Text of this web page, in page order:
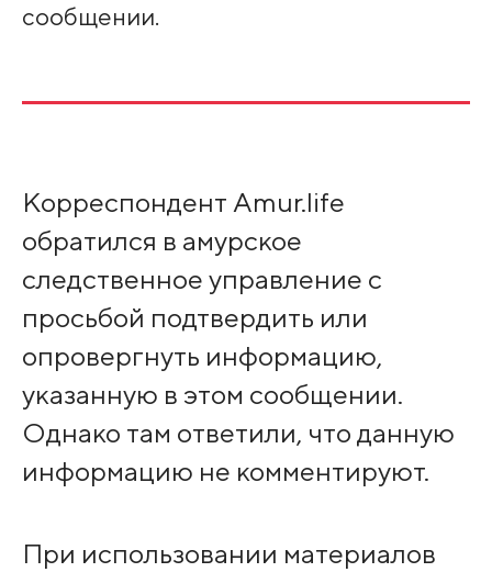
сообщении.
Корреспондент Amur.life
обратился в амурское
следственное управление с
просьбой подтвердить или
опровергнуть информацию,
указанную в этом сообщении.
Однако там ответили, что данную
информацию не комментируют.
При использовании материалов